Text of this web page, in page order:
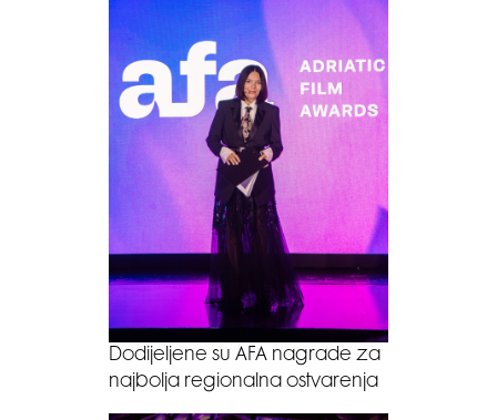
Dodijeljene su AFA nagrade za
najbolja regionalna ostvarenja